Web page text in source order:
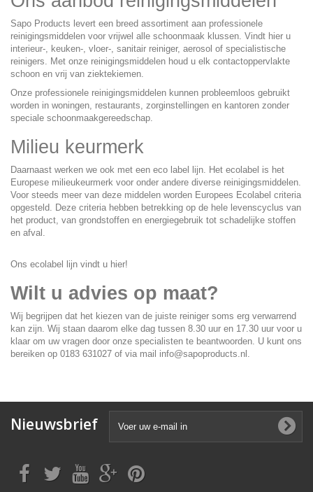
Sapo Products levert een breed assortiment aan professionele
reinigingsmiddelen voor vrijwel alle schoonmaak klussen. Vindt hier u
interieur-, keuken-, vloer-, sanitair reiniger, aerosol of specialistische
reinigers. Met onze reinigingsmiddelen houd u elk contactoppervlakte
schoon en vrij van ziektekiemen.
Onze professionele reinigingsmiddelen kunnen probleemloos gebruikt
worden in woningen, restaurants, zorginstellingen en kantoren zonder
speciale schoonmaakgereedschap.
Milieu keurmerk
Daarnaast werken we ook met een eco label lijn. Het ecolabel is het
Europese milieukeurmerk voor onder andere diverse reinigingsmiddelen.
Voor steeds meer van deze middelen worden Europees Ecolabel criteria
opgesteld. Deze criteria hebben betrekking op de hele levenscyclus van
het product, van grondstoffen en energiegebruik tot schadelijke stoffen
en afval.
Ons ecolabel lijn vindt u hier!
Wilt u advies op maat?
Wij begrijpen dat het kiezen van de juiste reiniger soms erg verwarrend
kan zijn. Wij staan daarom elke dag tussen 8.30 uur en 17.30 uur voor u
klaar om uw vragen door onze specialisten te beantwoorden. U kunt ons
bereiken op 0183 631027 of via mail info@sapoproducts.nl .
Nieuwsbrief